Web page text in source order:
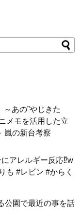
～あの”やじきた
メモを活用した立
嵐の新台考察
にアレルギー反応⁉w
も #レビン #からく
公園で最近の事を話